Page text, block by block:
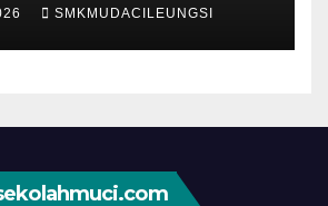
SMKMUDACILEUNGSI